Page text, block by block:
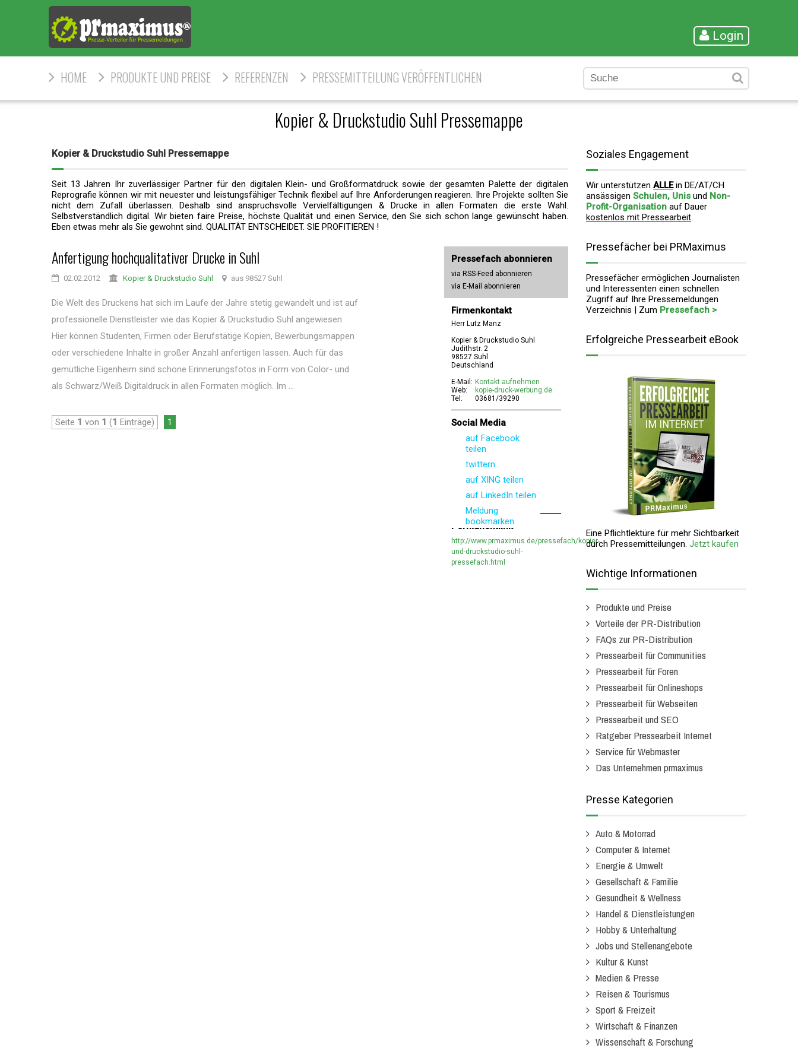
Login
HOME PRODUKTE UND PREISE REFERENZEN PRESSEMITTEILUNG VERÖFFENTLICHEN
Kopier & Druckstudio Suhl Pressemappe
Kopier & Druckstudio Suhl Pressemappe
Seit 13 Jahren Ihr zuverlässiger Partner für den digitalen Klein- und Großformatdruck sowie der gesamten Palette der digitalen
Reprografie können wir mit neuester und leistungsfähiger Technik flexibel auf Ihre Anforderungen reagieren. Ihre Projekte sollten Sie
nicht dem Zufall überlassen. Deshalb sind anspruchsvolle Vervielfältigungen & Drucke in allen Formaten die erste Wahl.
Selbstverständlich digital. Wir bieten faire Preise, höchste Qualität und einen Service, den Sie sich schon lange gewünscht haben.
Eben etwas mehr als Sie gewohnt sind. QUALITÄT ENTSCHEIDET. SIE PROFITIEREN !
Anfertigung hochqualitativer Drucke in Suhl
02.02.2012 Kopier & Druckstudio Suhl aus 98527 Suhl
Die Welt des Druckens hat sich im Laufe der Jahre stetig gewandelt und ist auf
professionelle Dienstleister wie das Kopier & Druckstudio Suhl angewiesen.
Hier können Studenten, Firmen oder Berufstätige Kopien, Bewerbungsmappen
oder verschiedene Inhalte in großer Anzahl anfertigen lassen. Auch für das
gemütliche Eigenheim sind schöne Erinnerungsfotos in Form von Color- und
als Schwarz/Weiß Digitaldruck in allen Formaten möglich. Im ...
Seite 1 von 1 (1 Einträge) 1
Pressefach abonnieren
via RSS-Feed abonnieren
via E-Mail abonnieren
Firmenkontakt
Herr Lutz Manz
Kopier & Druckstudio Suhl
Judithstr. 2
98527 Suhl
Deutschland
E-Mail: Kontakt aufnehmen
Web:
kopie-druck-werbung.de
Tel:
03681/39290
Social Media
auf Facebook
teilen
twittern
auf XING teilen
auf LinkedIn teilen
Meldung
bookmarken
Permanentlink
http://www.prmaximus.de/pressefach/kopier-
und-druckstudio-suhl-
pressefach.html
Soziales Engagement
Wir unterstützen ALLEin DE/AT/CH
ansässigen Schulen, Unis und Non-
Profit-Organisation auf Dauer
kostenlos mit Pressearbeit.
Pressefächer bei PRMaximus
Pressefächer ermöglichen Journalisten
und Interessenten einen schnellen
Zugriff auf Ihre Pressemeldungen
Verzeichnis | Zum Pressefach >
Erfolgreiche Pressearbeit eBook
Eine Pflichtlektüre für mehr Sichtbarkeit
durch Pressemitteilungen. Jetzt kaufen
Wichtige Informationen
Produkte und Preise
Vorteile der PR-Distribution
FAQs zur PR-Distribution
Pressearbeit für Communities
Pressearbeit für Foren
Pressearbeit für Onlineshops
Pressearbeit für Webseiten
Pressearbeit und SEO
Ratgeber Pressearbeit Internet
Service für Webmaster
Das Unternehmen prmaximus
Presse Kategorien
Auto & Motorrad
Computer & Internet
Energie & Umwelt
Gesellschaft & Familie
Gesundheit & Wellness
Handel & Dienstleistungen
Hobby & Unterhaltung
Jobs und Stellenangebote
Kultur & Kunst
Medien & Presse
Reisen & Tourismus
Sport & Freizeit
Wirtschaft & Finanzen
Wissenschaft & Forschung